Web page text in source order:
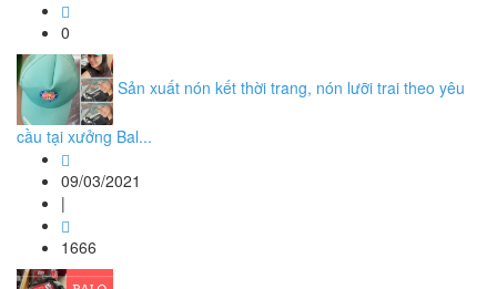
0
Sản xuất nón kết thời trang, nón lưỡi trai theo yêu
cầu tại xưởng Bal...
09/03/2021
|
1666